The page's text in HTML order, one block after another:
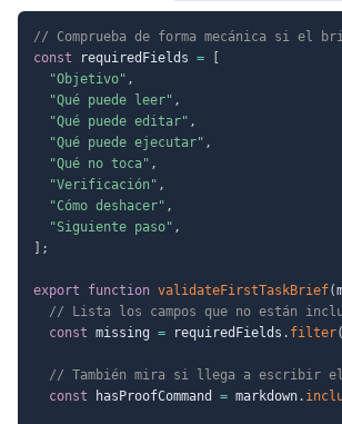
// Comprueba de forma mecánica si el
const requiredFields =
"Objetivo" ,
"Qué puede leer" ,
"Qué puede editar" ,
"Qué puede ejecutar" ,
"Qué no toca" ,
"Verificación" ,
"Cómo deshacer" ,
"Siguiente paso" ,
;
export function validateFirstTaskBrief(
// Lista los campos que no están
const missing = requiredFields . filter(
// También mira si llega a escribir el
const hasProofCommand = markdown.